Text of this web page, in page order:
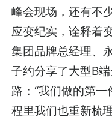
峰会现场，还有不
应变纪实，诠释着
集团品牌总经理、
子约分享了大型B
路：“我们做的第
程里我们也重新梳